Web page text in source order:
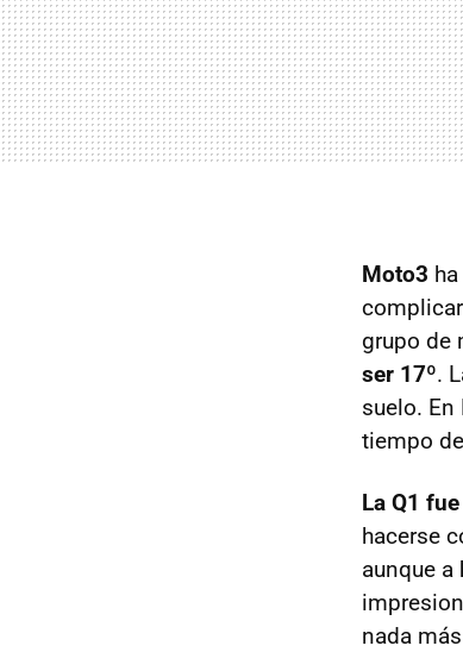
Moto3
grupo de
ser 17º.
suelo. En
tiempo
La Q1
hacerse
aunque a
nada